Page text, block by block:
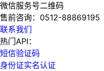
微信服务号二维码
售前咨询： 0512-88869195
联系我们
热门API：
短信验证码
身份证实名认证